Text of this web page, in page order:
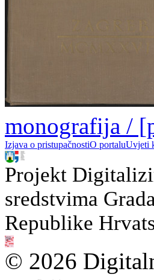
monografija /
Izjava o pristupačnostiO portaluUvjeti
Projekt
sredstvima
Republike
© 2026